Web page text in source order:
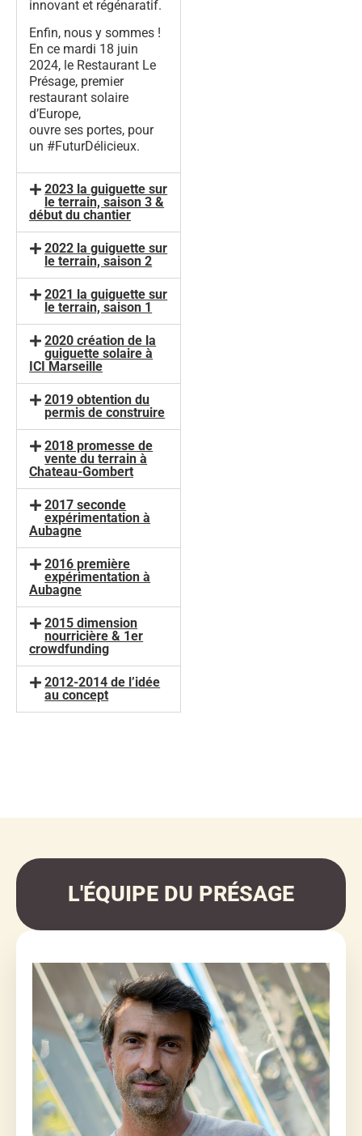
innovant et régénaratif.
Enfin, nous y sommes !
En ce mardi 18 juin
2024, le Restaurant Le
Présage, premier
restaurant solaire
d’Europe,
ouvre ses portes, pour
un #FuturDélicieux.
2023 la guiguette sur
le terrain, saison 3 &
début du chantier
2022 la guiguette sur
le terrain, saison 2
2021 la guiguette sur
le terrain, saison 1
2020 création de la
guiguette solaire à
ICI Marseille
2019 obtention du
permis de construire
2018 promesse de
vente du terrain à
Chateau-Gombert
2017 seconde
expérimentation à
Aubagne
2016 première
expérimentation à
Aubagne
2015 dimension
nourricière & 1er
crowdfunding
2012-2014 de l’idée
au concept
L'ÉQUIPE DU PRÉSAGE